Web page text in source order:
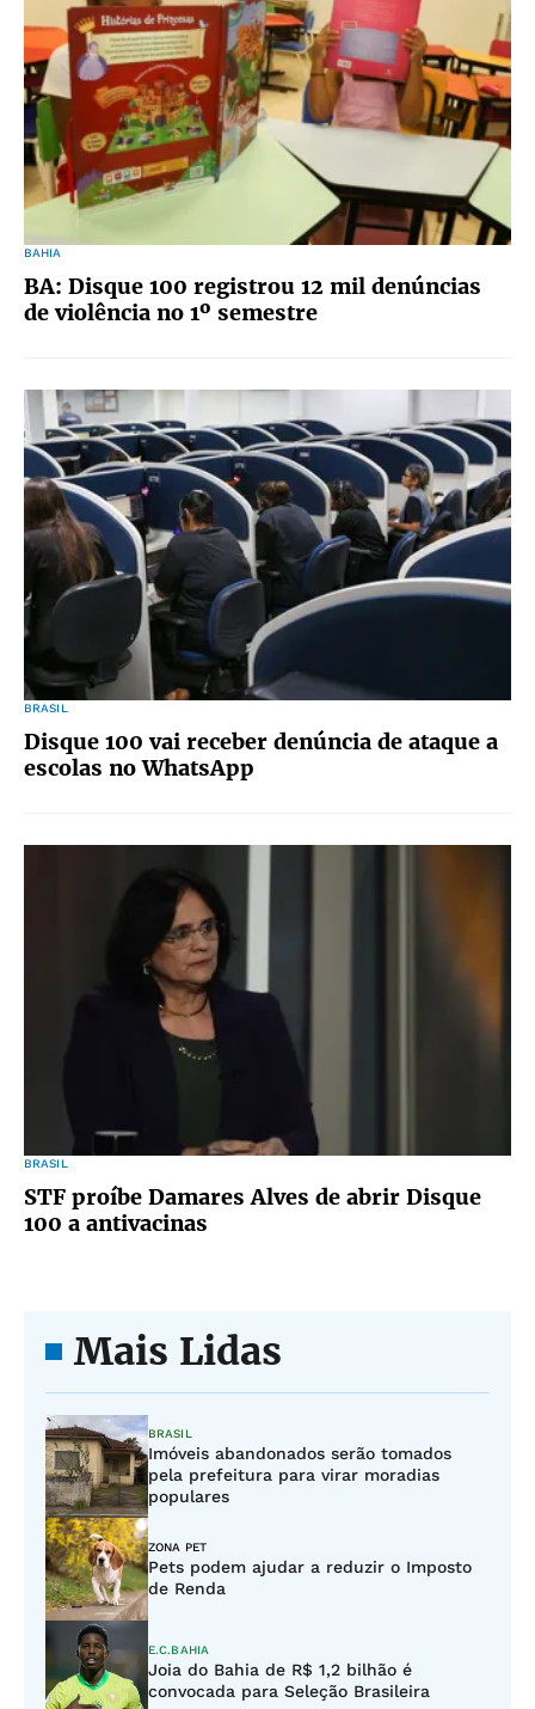
BAHIA
BA: Disque 100 registrou 12 mil denúncias
de violência no 1º semestre
BRASIL
Disque 100 vai receber denúncia de ataque a
escolas no WhatsApp
BRASIL
STF proíbe Damares Alves de abrir Disque
100 a antivacinas
Mais Lidas
BRASIL
Imóveis abandonados serão tomados
pela prefeitura para virar moradias
populares
ZONA PET
Pets podem ajudar a reduzir o Imposto
de Renda
E.C.BAHIA
Joia do Bahia de R$ 1,2 bilhão é
convocada para Seleção Brasileira